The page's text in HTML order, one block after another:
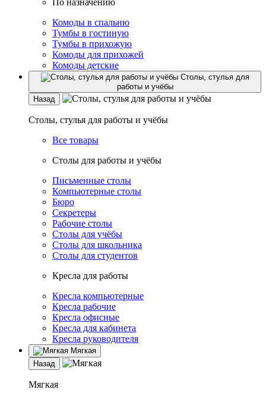
По назначению
Комоды в спальню
Тумбы в гостиную
Тумбы в прихожую
Комоды для прихожей
Комоды детские
Столы, стулья для
работы и учёбы
Назад
Столы, стулья для работы и учёбы
Все товары
Столы для работы и учёбы
Письменные столы
Компьютерные столы
Бюро
Секретеры
Рабочие столы
Столы для учёбы
Столы для школьника
Столы для студентов
Кресла для работы
Кресла компьютерные
Кресла рабочие
Кресла офисные
Кресла для кабинета
Кресла руководителя
Мягкая
Назад
Мягкая